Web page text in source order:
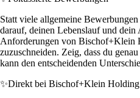
Statt viele allgemeine
darauf, deinen Lebenslauf und dein
Anforderungen von
zuzuschneiden. Zeig, dass du
kann den entscheidenden
✨Direkt bei Bischof+Klein